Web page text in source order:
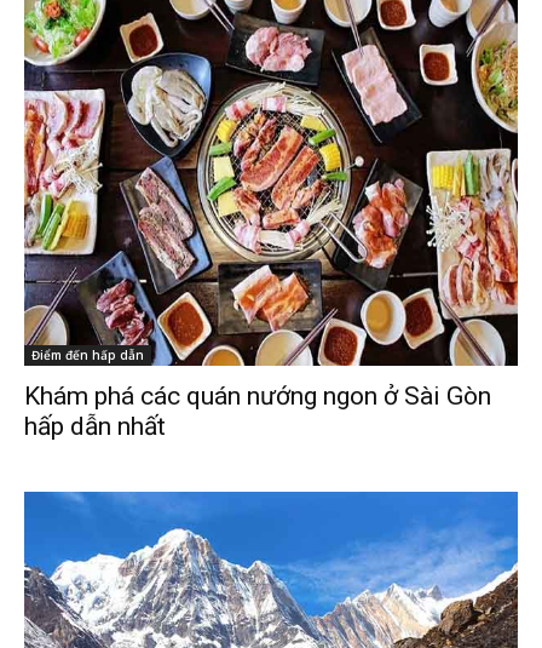
Điểm đến hấp dẫn
Khám phá các quán nướng ngon ở Sài Gòn
hấp dẫn nhất